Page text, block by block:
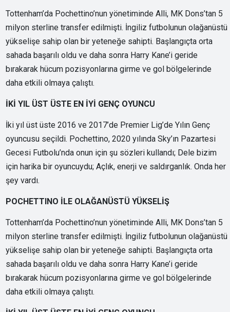
Tottenham’da Pochettino’nun yönetiminde Alli, MK Dons’tan 5
milyon sterline transfer edilmişti. İngiliz futbolunun olağanüstü
yükselişe sahip olan bir yeteneğe sahipti. Başlangıçta orta
sahada başarılı oldu ve daha sonra Harry Kane’i geride
bırakarak hücum pozisyonlarına girme ve gol bölgelerinde
daha etkili olmaya çalıştı.
İKİ YIL ÜST ÜSTE EN İYİ GENÇ OYUNCU
İki yıl üst üste 2016 ve 2017’de Premier Lig’de Yılın Genç
oyuncusu seçildi. Pochettino, 2020 yılında Sky’ın Pazartesi
Gecesi Futbolu’nda onun için şu sözleri kullandı; Dele bizim
için harika bir oyuncuydu; Açlık, enerji ve saldırganlık. Onda her
şey vardı.
POCHETTINO İLE OLAĞANÜSTÜ YÜKSELİŞ
Tottenham’da Pochettino’nun yönetiminde Alli, MK Dons’tan 5
milyon sterline transfer edilmişti. İngiliz futbolunun olağanüstü
yükselişe sahip olan bir yeteneğe sahipti. Başlangıçta orta
sahada başarılı oldu ve daha sonra Harry Kane’i geride
bırakarak hücum pozisyonlarına girme ve gol bölgelerinde
daha etkili olmaya çalıştı.